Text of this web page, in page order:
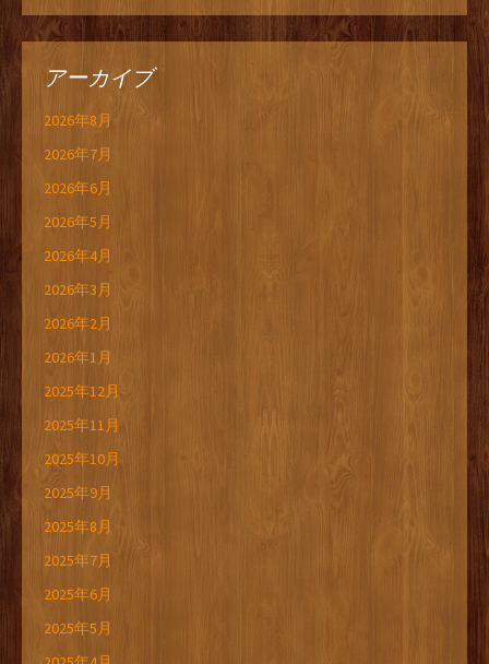
アーカイブ
2026年8月
2026年7月
2026年6月
2026年5月
2026年4月
2026年3月
2026年2月
2026年1月
2025年12月
2025年11月
2025年10月
2025年9月
2025年8月
2025年7月
2025年6月
2025年5月